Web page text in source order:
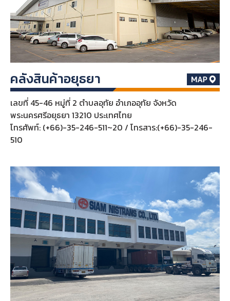
คลังสินค้าอยุธยา
เลขที่ 45-46 หมู่ที่ 2 ตำบลอุทัย อำเภออุทัย จังหวัด
พระนครศรีอยุธยา 13210 ประเทศไทย
โทรศัพท์: (+66)-35-246-511~20 / โทรสาร:(+66)-35-246-
510